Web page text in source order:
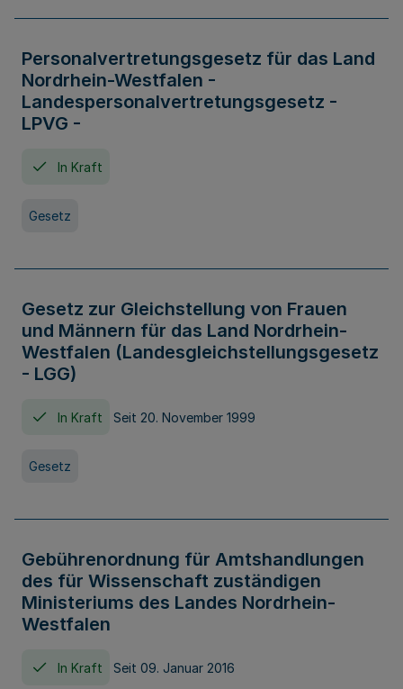
Personalvertretungsgesetz für das Land
Nordrhein-Westfalen -
Landespersonalvertretungsgesetz -
LPVG -
In Kraft
Gesetz
Gesetz zur Gleichstellung von Frauen
und Männern für das Land Nordrhein-
Westfalen (Landesgleichstellungsgesetz
- LGG)
In Kraft Seit 20. November 1999
Gesetz
Gebührenordnung für Amtshandlungen
des für Wissenschaft zuständigen
Ministeriums des Landes Nordrhein-
Westfalen
In Kraft Seit 09. Januar 2016